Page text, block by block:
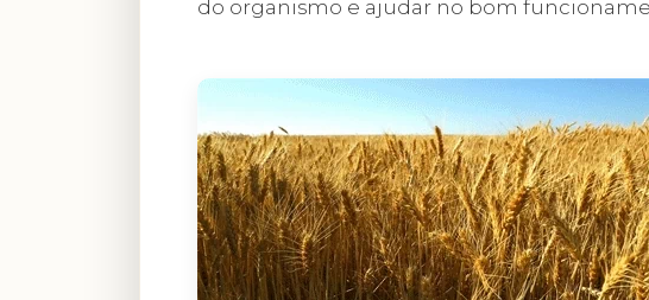
do organismo e ajudar no bom